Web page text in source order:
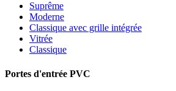
Suprême
Moderne
Classique avec grille intégrée
Vitrée
Classique
Portes d'entrée PVC